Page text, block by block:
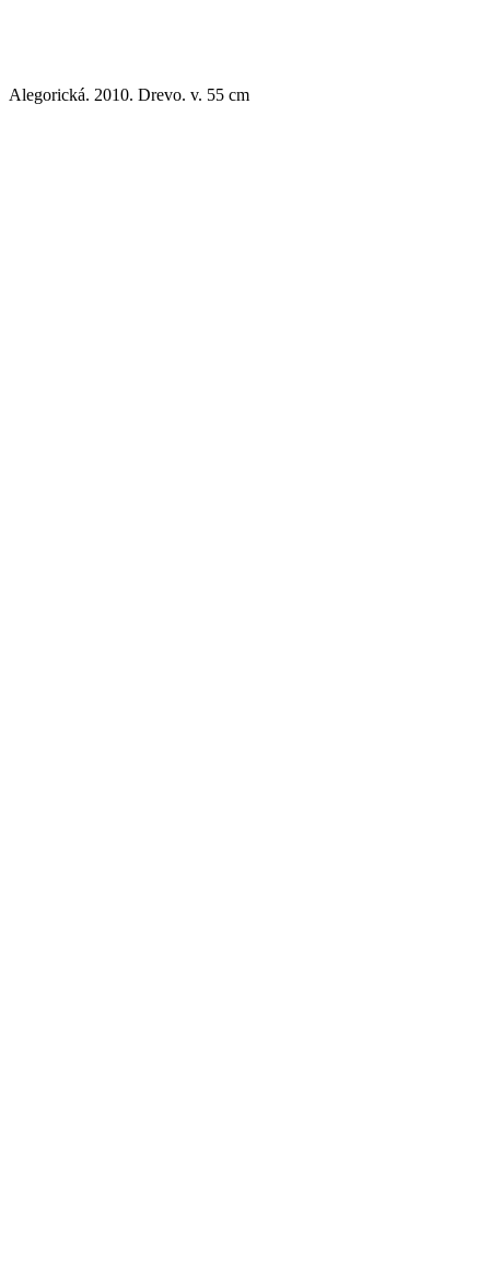
Alegorická. 2010. Drevo. v. 55 cm